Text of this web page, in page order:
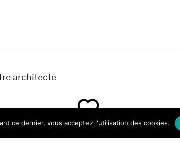
architecte
ce dernier, vous acceptez l'utilisation des cookies.